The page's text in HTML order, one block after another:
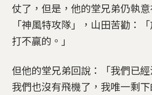
仗了，但是，他的堂兄弟仍執
「神風特攻隊」，山田苦勸：
打不贏的。」
但他的堂兄弟回說：「我們已經
我們也沒有飛機了，我唯一剩